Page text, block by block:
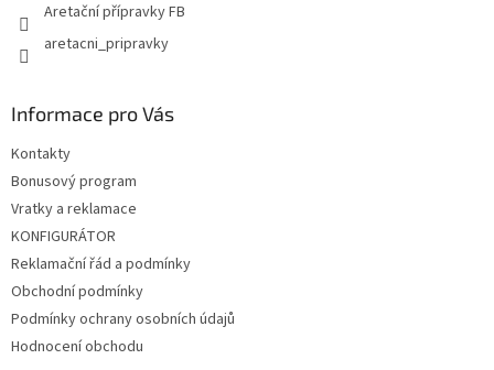
Aretační přípravky FB
aretacni_pripravky
Informace pro Vás
Kontakty
Bonusový program
Vratky a reklamace
KONFIGURÁTOR
Reklamační řád a podmínky
Obchodní podmínky
Podmínky ochrany osobních údajů
Hodnocení obchodu